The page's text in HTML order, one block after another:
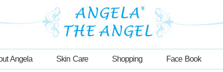
Angela Skin Care Shopping Face Book